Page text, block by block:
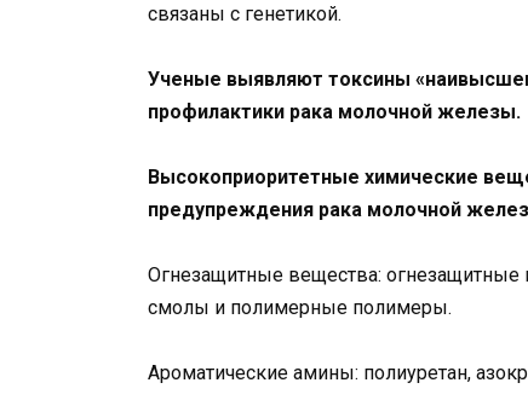
связаны с генетикой.
Ученые выявляют токсины
профилактики рака молочной железы.
Высокоприоритетные химические
предупреждения рака молочной
Огнезащитные вещества:
смолы и полимерные полимеры.
Ароматические амины: полиуретан,